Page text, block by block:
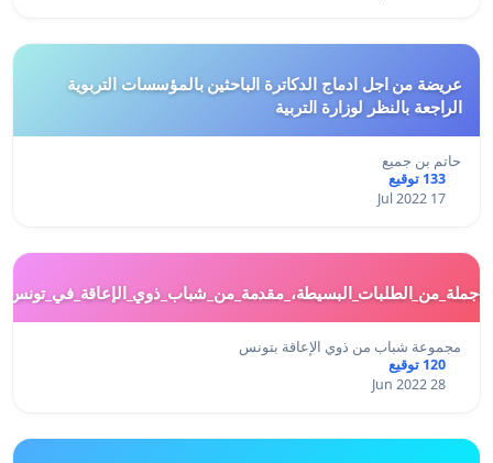
عريضة من اجل ادماج الدكاترة الباحثين بالمؤسسات التربوية
الراجعة بالنظر لوزارة التربية
حاتم بن جميع
133 توقيع
17 Jul 2022
#جملة_من_الطلبات_البسيطة،_مقدمة_من_شباب_ذوي_الإعاقة_في_تونس.
مجموعة شباب من ذوي الإعاقة بتونس
120 توقيع
28 Jun 2022